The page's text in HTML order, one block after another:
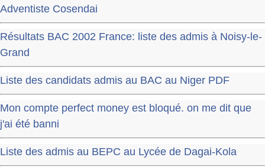
Adventiste Cosendai
Résultats BAC 2002 France: liste des admis à Noisy-le-
Grand
Liste des candidats admis au BAC au Niger PDF
Mon compte perfect money est bloqué. on me dit que
j'ai été banni
Liste des admis au BEPC au Lycée de Dagai-Kola